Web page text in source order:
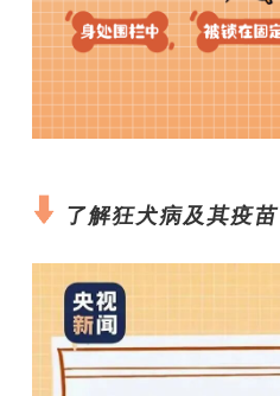
了解狂犬病及其疫苗